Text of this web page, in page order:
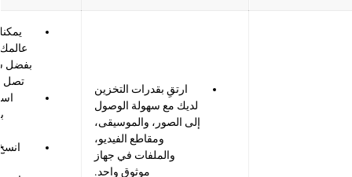
ارتقِ بقدرات التخزين
لديك مع سهولة الوصول
إلى الصور، والموسيقى،
ومقاطع الفيديو،
والملفات في جهاز
موثوق واحد.
بفضل
تصل إلى 44